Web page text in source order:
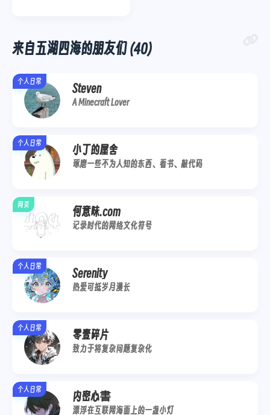
来自五湖四海的朋友们 (40)
个人日常
Steven
A Minecraft Lover
个人日常
小丁的屋舍
琢磨一些不为人知的东西、看书、敲代码
网页
何意味.com
记录时代的网络文化符号
个人日常
Serenity
热爱可抵岁月漫长
个人日常
零壹碎片
致力于将复杂问题复杂化
个人日常
内密心書
漂浮在互联网海面上的一盏小灯